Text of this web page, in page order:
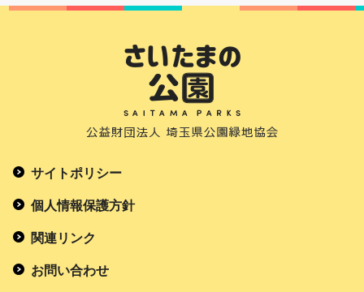
サイトポリシー
個人情報保護方針
関連リンク
お問い合わせ